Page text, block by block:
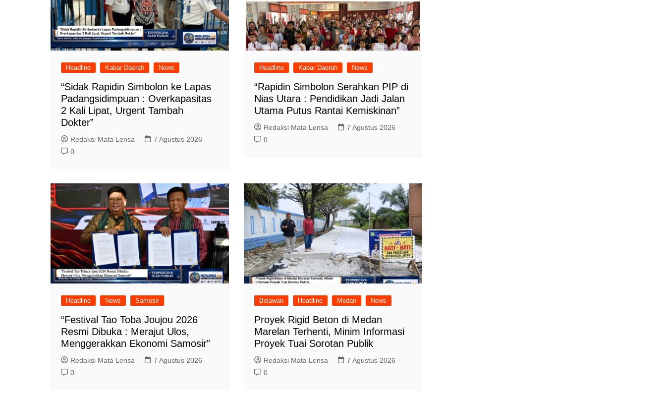
Headline Kabar Daerah News
“Sidak Rapidin Simbolon ke Lapas
Padangsidimpuan : Overkapasitas
2 Kali Lipat, Urgent Tambah
Dokter”
Redaksi Mata Lensa
7 Agustus 2026
0
Headline Kabar Daerah News
“Rapidin Simbolon Serahkan PIP di
Nias Utara : Pendidikan Jadi Jalan
Utama Putus Rantai Kemiskinan”
Redaksi Mata Lensa
7 Agustus 2026
0
Headline News Samosir
“Festival Tao Toba Joujou 2026
Resmi Dibuka : Merajut Ulos,
Menggerakkan Ekonomi Samosir”
Redaksi Mata Lensa
7 Agustus 2026
0
Belawan Headline Medan News
Proyek Rigid Beton di Medan
Marelan Terhenti, Minim Informasi
Proyek Tuai Sorotan Publik
Redaksi Mata Lensa
7 Agustus 2026
0